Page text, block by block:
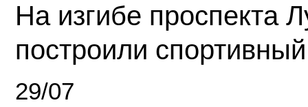
На изгибе проспекта
построили
29/07